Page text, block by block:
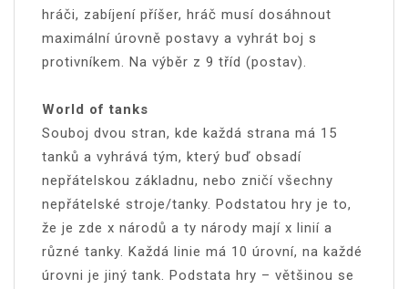
hráči, zabíjení příšer, hráč musí dosáhnout
maximální úrovně postavy a vyhrát boj s
protivníkem. Na výběr z 9 tříd (postav).
World of tanks
Souboj dvou stran, kde každá strana má 15
tanků a vyhrává tým, který buď obsadí
nepřátelskou základnu, nebo zničí všechny
nepřátelské stroje/tanky. Podstatou hry je to,
že je zde x národů a ty národy mají x linií a
různé tanky. Každá linie má 10 úrovní, na každé
úrovni je jiný tank. Podstata hry – většinou se